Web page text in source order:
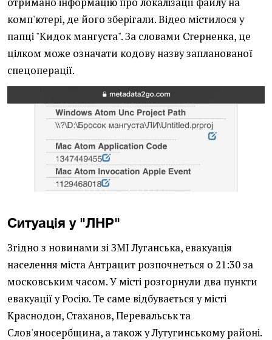
комп'ютері, де його зберігали. Відео містилося у
папці "Кидок мангуста". За словами Стерненка, це
цілком може означати кодову назву запланованої
спецоперації.
Ситуація у "ЛНР"
Згідно з новинами зі ЗМІ Луганська, евакуація
населення міста Антрацит розпочнеться о 21:30 за
московським часом. У місті розгорнули два пункти
евакуації у Росію. Те саме відбувається у місті
Краснодон, Стаханов, Перевальськ та
Слов'яносербщина, а також у Лутугинському районі.